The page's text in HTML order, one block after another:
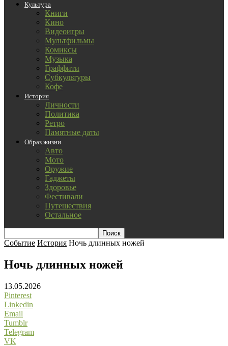
Культура
Книги
Кино
Видеоигры
Мультфильмы
Комиксы
Музыка
Граффити
Субкультуры
Кофе
История
Личности
Политика
Ретро
Памятные даты
Образ жизни
Авто
Мото
Оружие
Гаджеты
Здоровье
Фестивали
Путешествия
Остальное
Событие История Ночь длинных ножей
Ночь длинных ножей
13.05.2026
Pinterest
Linkedin
Email
Tumblr
Telegram
VK